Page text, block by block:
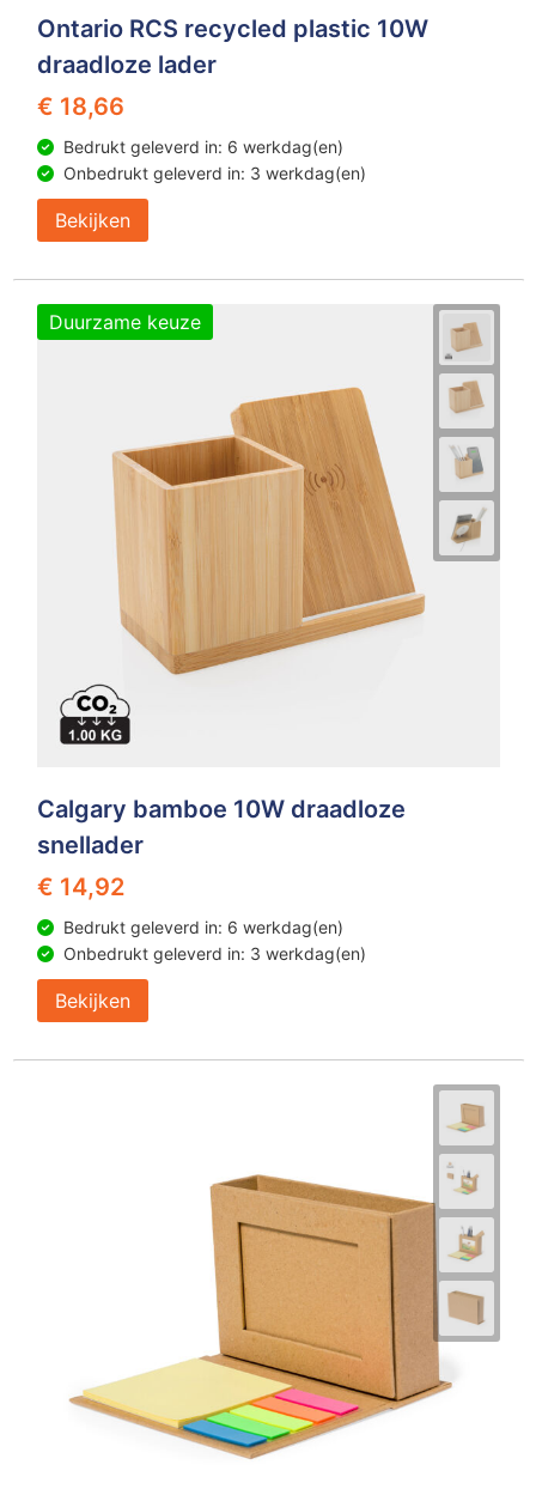
Ontario RCS recycled plastic 10W
draadloze lader
€ 18,66
Bedrukt geleverd in: 6 werkdag(en)
Onbedrukt geleverd in: 3 werkdag(en)
Bekijken
Duurzame keuze
Calgary bamboe 10W draadloze
snellader
€ 14,92
Bedrukt geleverd in: 6 werkdag(en)
Onbedrukt geleverd in: 3 werkdag(en)
Bekijken